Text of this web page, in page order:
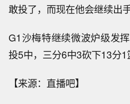
敢投了，而现在他会继续出
G1沙梅特继续微波炉级发
投5中，三分6中3砍下13分1
【来源：直播吧】